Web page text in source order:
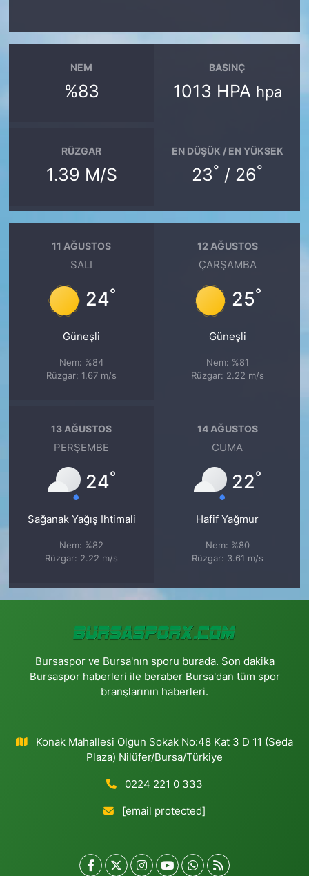
NEM
%83
BASINÇ
1013 HPA hpa
RÜZGAR
1.39 M/S
EN DÜŞÜK / EN YÜKSEK
23° / 26°
11 AĞUSTOS
SALI
24°
Güneşli
Nem: %84
Rüzgar: 1.67 m/s
12 AĞUSTOS
ÇARŞAMBA
25°
Güneşli
Nem: %81
Rüzgar: 2.22 m/s
13 AĞUSTOS
PERŞEMBE
24°
Sağanak Yağış Ihtimali
Nem: %82
Rüzgar: 2.22 m/s
14 AĞUSTOS
CUMA
22°
Hafif Yağmur
Nem: %80
Rüzgar: 3.61 m/s
Bursaspor ve Bursa'nın sporu burada. Son dakika
Bursaspor haberleri ile beraber Bursa'dan tüm spor
branşlarının haberleri.
Konak Mahallesi Olgun Sokak No:48 Kat 3 D 11 (Seda
Plaza) Nilüfer/Bursa/Türkiye
0224 221 0 333
[email protected]